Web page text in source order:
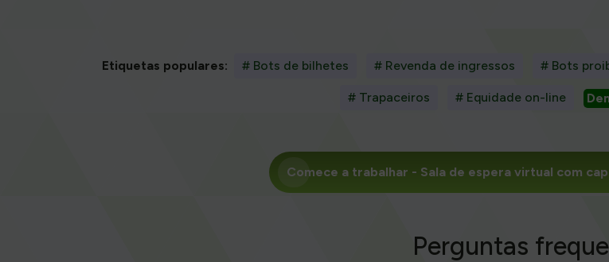
Etiquetas populares: # Bots de bilhetes # Revenda de ingressos # Bots
# Trapaceiros # Equidade on-line
Comece a trabalhar - Sala de espera virtual com
Perguntas